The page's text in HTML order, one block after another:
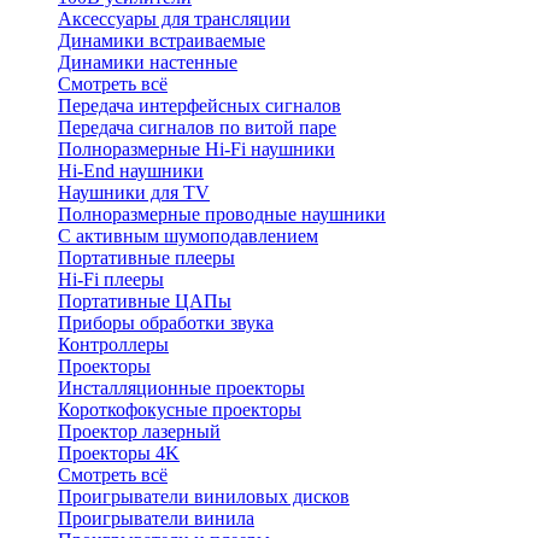
Аксессуары для трансляции
Динамики встраиваемые
Динамики настенные
Смотреть всё
Передача интерфейсных сигналов
Передача сигналов по витой паре
Полноразмерные Hi-Fi наушники
Hi-End наушники
Наушники для TV
Полноразмерные проводные наушники
С активным шумоподавлением
Портативные плееры
Hi-Fi плееры
Портативные ЦАПы
Приборы обработки звука
Контроллеры
Проекторы
Инсталляционные проекторы
Короткофокусные проекторы
Проектор лазерный
Проекторы 4K
Смотреть всё
Проигрыватели виниловых дисков
Проигрыватели винила